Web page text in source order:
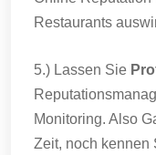
Restaurants
5.) Lassen Sie
Monitoring. Also
Zeit, noch kennen